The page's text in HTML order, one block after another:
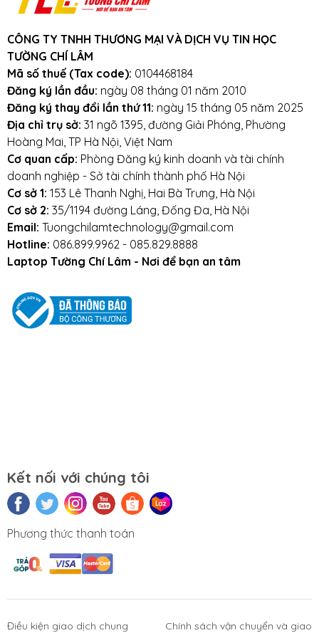
đến laptop của khách hàng.
Lưu ý khi sử dụng sạc laptop:
Tránh sạc bị va đập, rơi vỡ, móp méo, tác
động vật lý bên ngoài vàoLenovo
Tránh sạc tiếp xúc với nước.
Mọi yêu cầu đặt hàng, hỗ trợ tư vấn sản
phẩm xin liên hệ qua hotline:
0911390666 – 02438684912
Địa chỉ: Số 153 Lê Thanh Nghị- Phường
Đồng Tâm- Quận Hai Bà Trưng- Hà Nội.
CÔNG TY TNHH THƯƠNG MẠI VÀ DỊCH VỤ TIN HỌC
TƯỜNG CHÍ LÂM
Mã số thuế (Tax code): 0104468184
Đăng ký lần đầu: ngày 08 tháng 01 năm 2010
Đăng ký thay đổi lần thứ 11: ngày 15 tháng 05 năm 2025
Địa chỉ trụ sở: 31 ngõ 1395, đường Giải Phóng, Phường
Hoàng Mai, TP Hà Nội, Việt Nam
Cơ quan cấp: Phòng Đăng ký kinh doanh và tài chính
doanh nghiệp - Sở tài chính thành phố Hà Nội
Cơ sở 1: 153 Lê Thanh Nghị, Hai Bà Trưng, Hà Nội
Cơ sở 2: 35/1194 đường Láng, Đống Đa, Hà Nội
Email: Tuongchilamtechnology@gmail.com
Hotline: 086.899.9962 - 085.829.8888
Laptop Tường Chí Lâm - Nơi để bạn an tâm
Kết nối với chúng tôi
Phương thức thanh toán
Điều kiện giao dịch chung
Chính sách vận chuyển và giao